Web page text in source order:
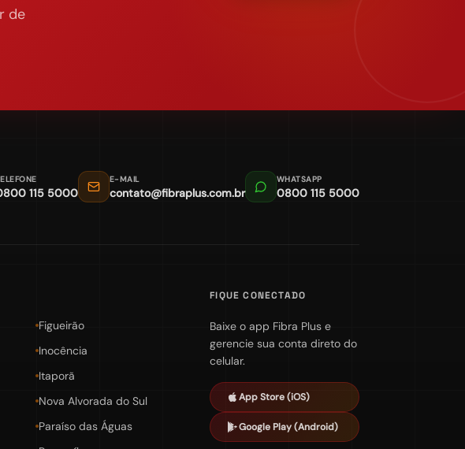
de
115 5000
E-MAIL
contato@fibraplus.com.br
WHATSAPP
0800 115 5000
Figueirão
Inocência
Itaporã
Nova Alvorada do Sul
Paraíso das Águas
FIQUE CONECTADO
Baixe o app Fibra Plus e
gerencie sua conta direto do
celular.
App Store (iOS)
Google Play (Android)